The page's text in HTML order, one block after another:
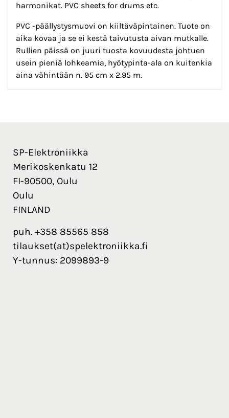
harmonikat. PVC sheets for drums etc.
PVC -päällystysmuovi on kiiltäväpintainen. Tuote on
aika kovaa ja se ei kestä taivutusta aivan mutkalle.
Rullien päissä on juuri tuosta kovuudesta johtuen
usein pieniä lohkeamia, hyötypinta-ala on kuitenkia
aina vähintään n. 95 cm x 2.95 m.
SP-Elektroniikka
Merikoskenkatu 12
FI-90500, Oulu
Oulu
FINLAND
puh. +358 85565 858
tilaukset(at)spelektroniikka.fi
Y-tunnus: 2099893-9